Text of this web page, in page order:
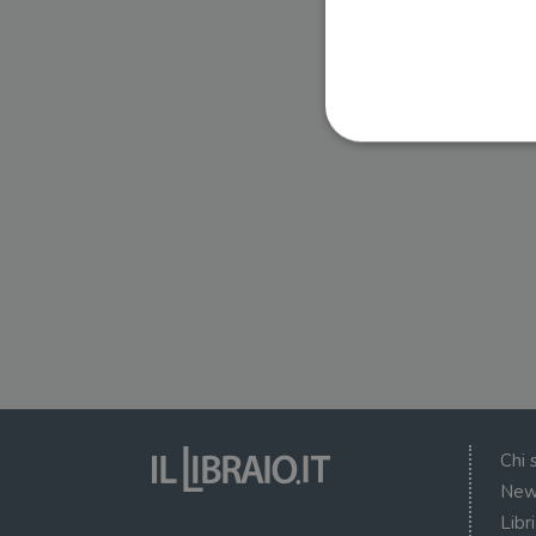
Chi
I cookie strettamente
wordpress_sec_[hash]
CookieScriptConsent